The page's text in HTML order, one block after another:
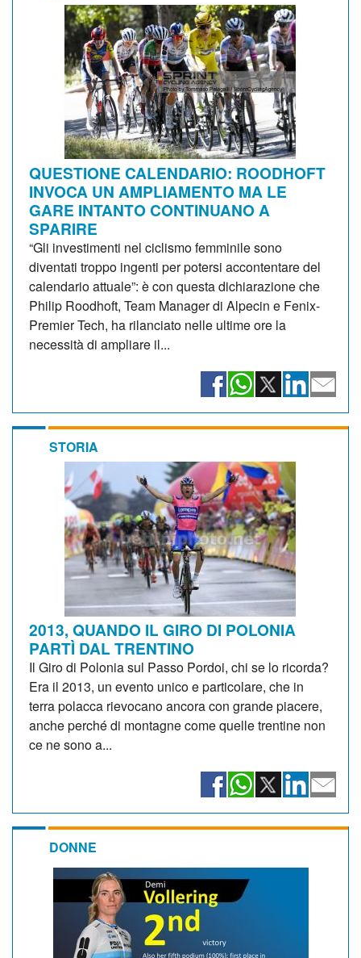
QUESTIONE CALENDARIO: ROODHOFT
INVOCA UN AMPLIAMENTO MA LE
GARE INTANTO CONTINUANO A
SPARIRE
“Gli investimenti nel ciclismo femminile sono
diventati troppo ingenti per potersi accontentare del
calendario attuale”: è con questa dichiarazione che
Philip Roodhoft, Team Manager di Alpecin e Fenix-
Premier Tech, ha rilanciato nelle ultime ore la
necessità di ampliare il...
STORIA
2013, QUANDO IL GIRO DI POLONIA
PARTÌ DAL TRENTINO
Il Giro di Polonia sul Passo Pordoi, chi se lo ricorda?
Era il 2013, un evento unico e particolare, che in
terra polacca rievocano ancora con grande piacere,
anche perché di montagne come quelle trentine non
ce ne sono a...
DONNE